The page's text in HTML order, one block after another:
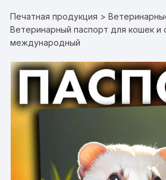
Печатная продукция >
Ветеринарный паспорт для кошек и
международный